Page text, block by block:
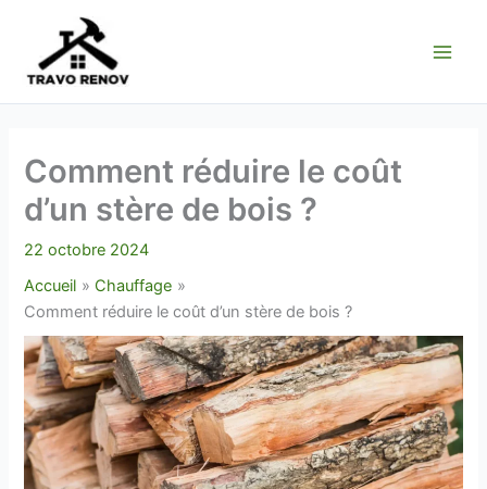
contenu
Comment réduire le coût
d’un stère de bois ?
22 octobre 2024
Accueil
Chauffage
Comment réduire le coût d’un stère de bois ?